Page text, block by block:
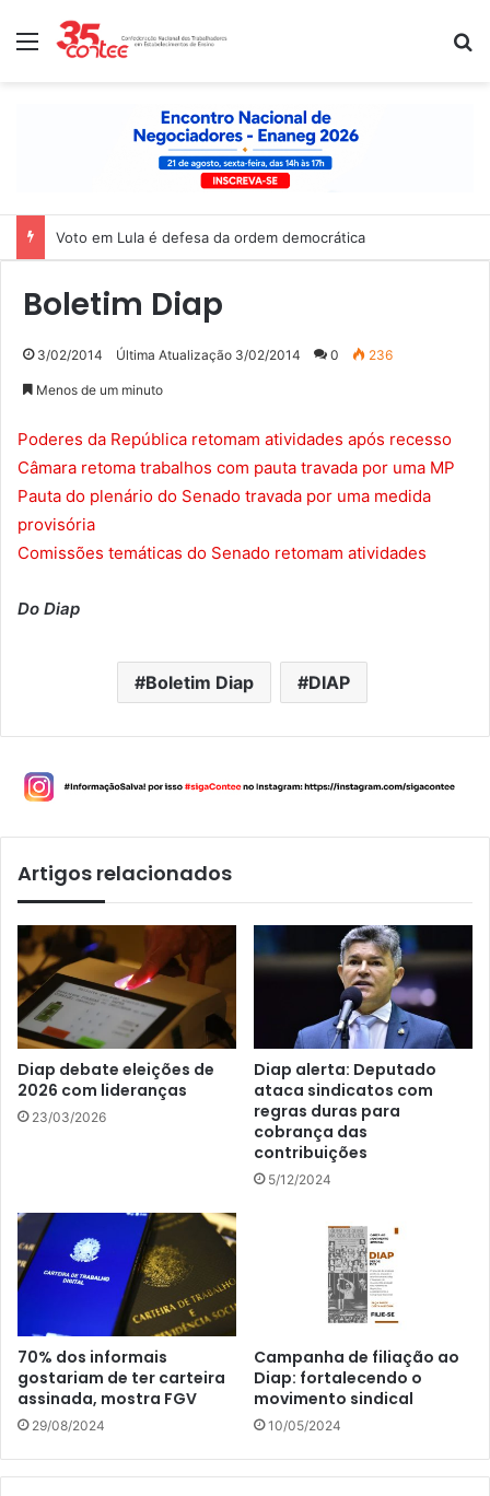
Menu
Voto em Lula é defesa da ordem democrática
Boletim Diap
3/02/2014 Última Atualização 3/02/2014 0 236
Menos de um minuto
Poderes da República retomam atividades após recesso
Câmara retoma trabalhos com pauta travada por uma MP
Pauta do plenário do Senado travada por uma medida
provisória
Comissões temáticas do Senado retomam atividades
Do Diap
Boletim Diap DIAP
Artigos relacionados
Diap debate eleições de
2026 com lideranças
23/03/2026
Diap alerta: Deputado
ataca sindicatos com
regras duras para
cobrança das
contribuições
5/12/2024
70% dos informais
gostariam de ter carteira
assinada, mostra FGV
29/08/2024
Campanha de filiação ao
Diap: fortalecendo o
movimento sindical
10/05/2024